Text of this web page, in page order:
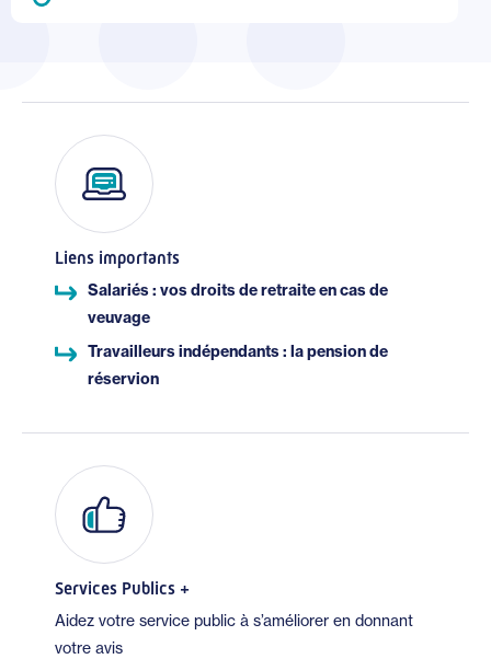
Liens importants
Salariés : vos droits de retraite en cas de
veuvage
Travailleurs indépendants : la pension de
réservion
Services Publics +
Aidez votre service public à s’améliorer en donnant
votre avis